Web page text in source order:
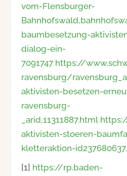
vom-Flensburger-
baumbesetzung-
dialog-ein-
7091747 https://
ravensburg/
aktivisten-besetzen-
ravensburg-
_arid,11311887.html
aktivisten-stoeren-
kletteraktion-
[1] https://rp.baden-